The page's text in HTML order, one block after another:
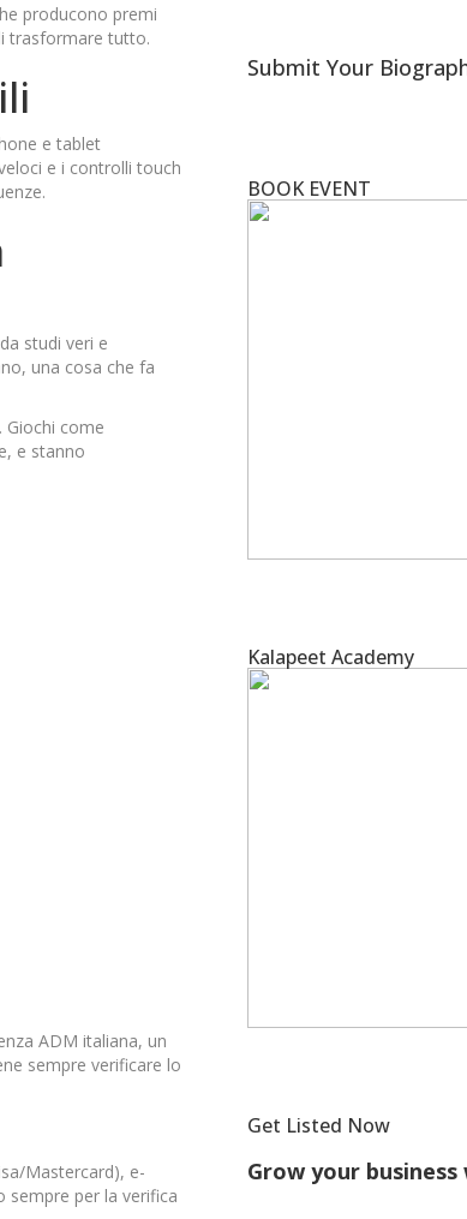
producono premi
trasformare tutto.
e tablet
e i controlli touch
studi veri e
una cosa che fa
Giochi come
e stanno
ADM italiana, un
sempre verificare lo
Mastercard), e-
sempre per la verifica
Submit Your
BOOK EVENT
Kalapeet Academy
Get Listed Now
Grow your